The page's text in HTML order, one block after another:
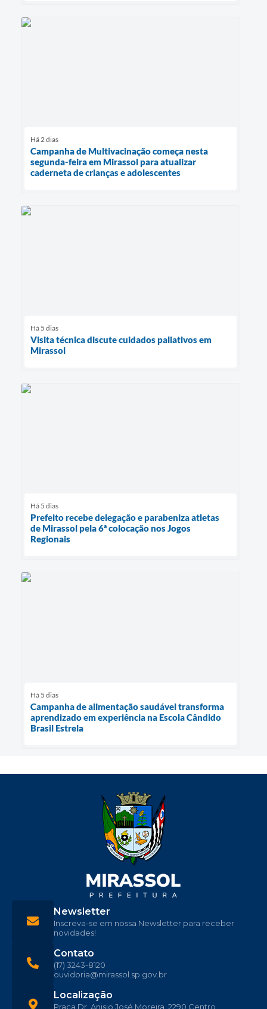
Há 2 dias
Campanha de Multivacinação começa nesta
segunda-feira em Mirassol para atualizar
caderneta de crianças e adolescentes
Há 5 dias
Visita técnica discute cuidados paliativos em
Mirassol
Há 5 dias
Prefeito recebe delegação e parabeniza atletas
de Mirassol pela 6ª colocação nos Jogos
Regionais
Há 5 dias
Campanha de alimentação saudável transforma
aprendizado em experiência na Escola Cândido
Brasil Estrela
Localização
Praça Dr. Anisio José Moreira, 2290 Centro
Contato
(17) 3243-8120
ouvidoria@mirassol.sp.gov.br
Newsletter
Inscreva-se em nossa Newsletter para receber
novidades!